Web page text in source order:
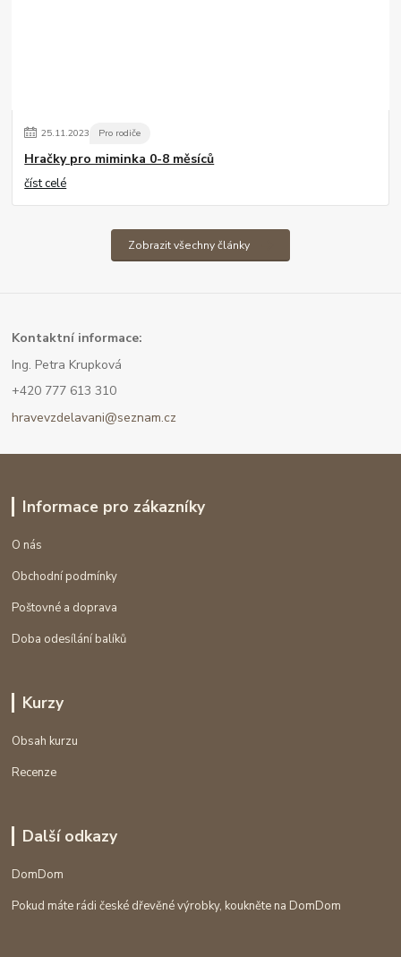
25.11.2023 Pro rodiče
Hračky pro miminka 0-8 měsíců
číst celé
Zobrazit všechny články
Kontaktní informace:
Ing. Petra Krupková
+420 777 613 310
hravevzdelavani@seznam.cz
Informace pro zákazníky
O nás
Obchodní podmínky
Poštovné a doprava
Doba odesílání balíků
Kurzy
Obsah kurzu
Recenze
Další odkazy
DomDom
Pokud máte rádi české dřevěné výrobky, koukněte na DomDom